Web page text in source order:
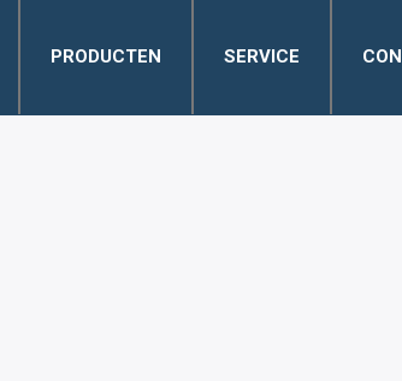
PRODUCTEN SERVICE